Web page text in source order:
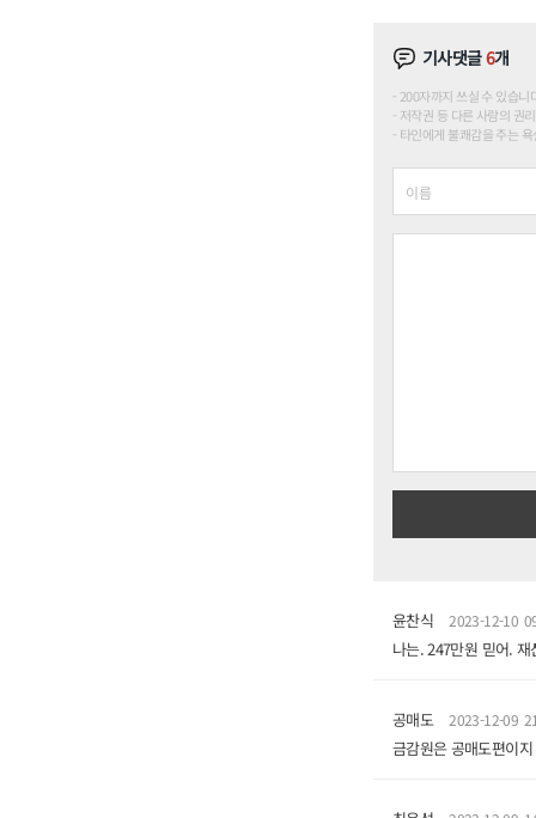
기사댓글6개
200자까지 쓰실 수 있습
저작권 등 다른 사람의 권
타인에게 불쾌감을 주는
윤찬식 2023-12-10
나는. 247만원 믿어. 재
공매도 2023-12-09
금감원은 공매도편이지